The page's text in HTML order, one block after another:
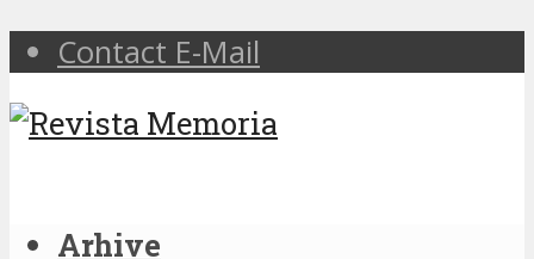
Contact E-Mail
Arhive